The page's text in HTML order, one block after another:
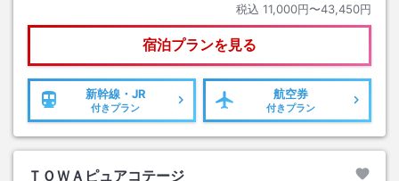
税込 11,000円〜43,450円
宿泊プランを見る
新幹線・JR
付きプラン
航空券
付きプラン
ＴＯＷＡピュアコテージ